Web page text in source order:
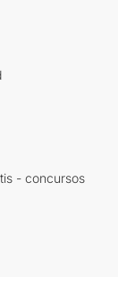
- concursos